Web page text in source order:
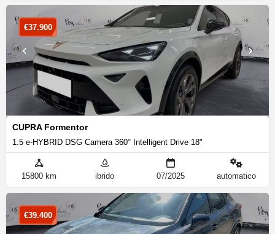
CUPRA Formentor
1.5 e-HYBRID DSG Camera 360° Intelligent Drive 18"
€37.900
15800 km ibrido 07/2025 automatico
€39.400